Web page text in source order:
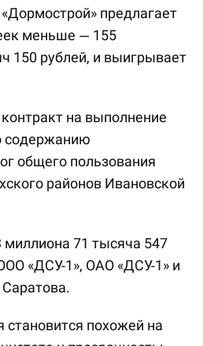
предлагает
меньше — 155
150 рублей, и выигрывает
на выполнение
содержанию
общего пользования
районов Ивановской
71 тысяча 547
«ДСУ-1», ОАО «ДСУ-1» и
становится похожей на